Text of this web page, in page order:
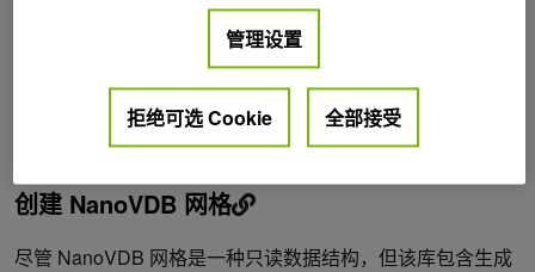
NanoVDB 采用了 VDB 树结构的压缩、线性化、只读表示
（图 1 ），这使得它适合于树层次结构的快速传输和快速、
无指针遍历。为了提高效率，数据流经过调整，可以在
GPUs 和 CPU 上使用。
创建 NanoVDB 网格
尽管 NanoVDB 网格是一种只读数据结构，但该库包含生成
管理设置
拒绝可选 Cookie 全部接受